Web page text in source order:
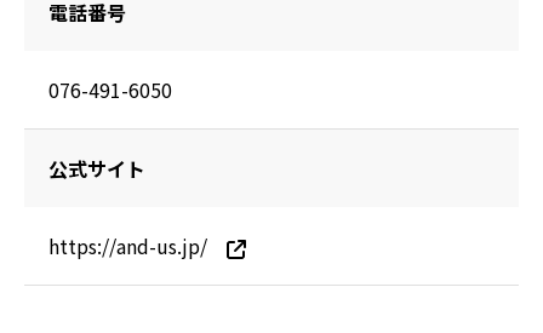
電話番号
076-491-6050
公式サイト
https://and-us.jp/